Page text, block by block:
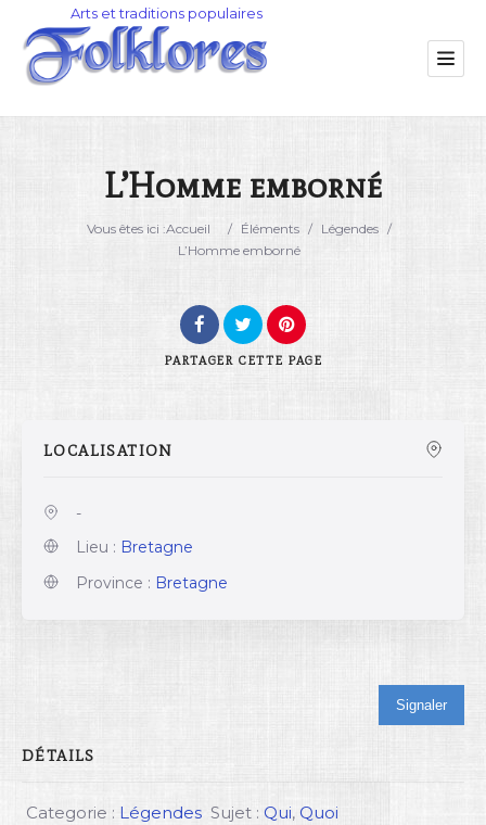
Catégorie
L’Homme emborné
Vous êtes ici :Accueil / Éléments / Légendes /
L’Homme emborné
PARTAGER CETTE PAGE
LOCALISATION
-
Lieu : Bretagne
Province : Bretagne
Signaler
DÉTAILS
Categorie : Légendes Sujet : Qui, Quoi